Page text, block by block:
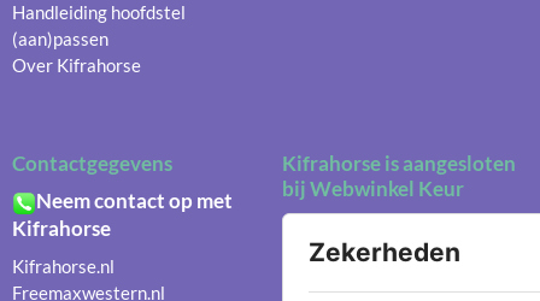
Handleiding hoofdstel
(aan)passen
Over Kifrahorse
Contactgegevens
Neem contact op met
Kifrahorse
Kifrahorse.nl
Freemaxwestern.nl
Kifrahorse is aangesloten
bij Webwinkel Keur